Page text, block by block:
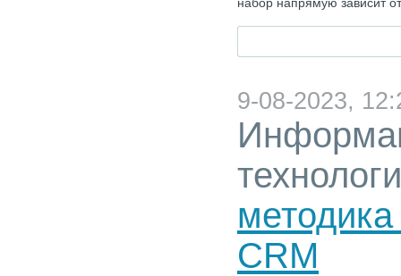
9-08-2023,
CRM